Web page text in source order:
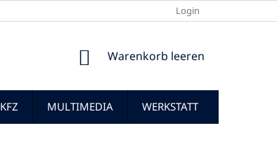
Login
WARENKORB
Warenkorb leeren
KFZ MULTIMEDIA WERKSTATT